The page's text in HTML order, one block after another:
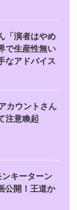
「演者はやめ
で生産性無い
なアドバイス
カウントさん
注意喚起
ンキーターン
公開！王道か